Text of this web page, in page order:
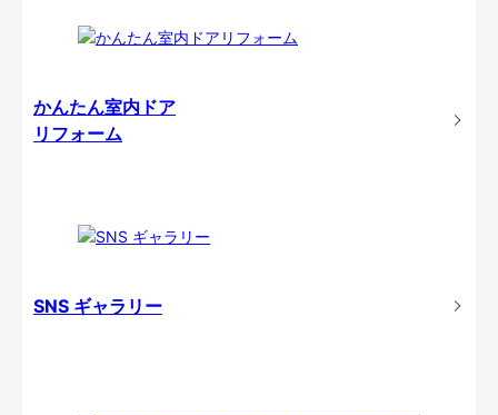
かんたん室内ドア
リフォーム
SNS ギャラリー